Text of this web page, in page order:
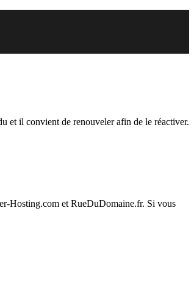
et il convient de renouveler afin de le réactiver.
Hosting.com et RueDuDomaine.fr. Si vous